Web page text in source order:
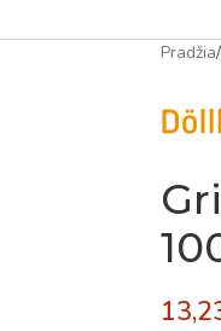
Pradžia/